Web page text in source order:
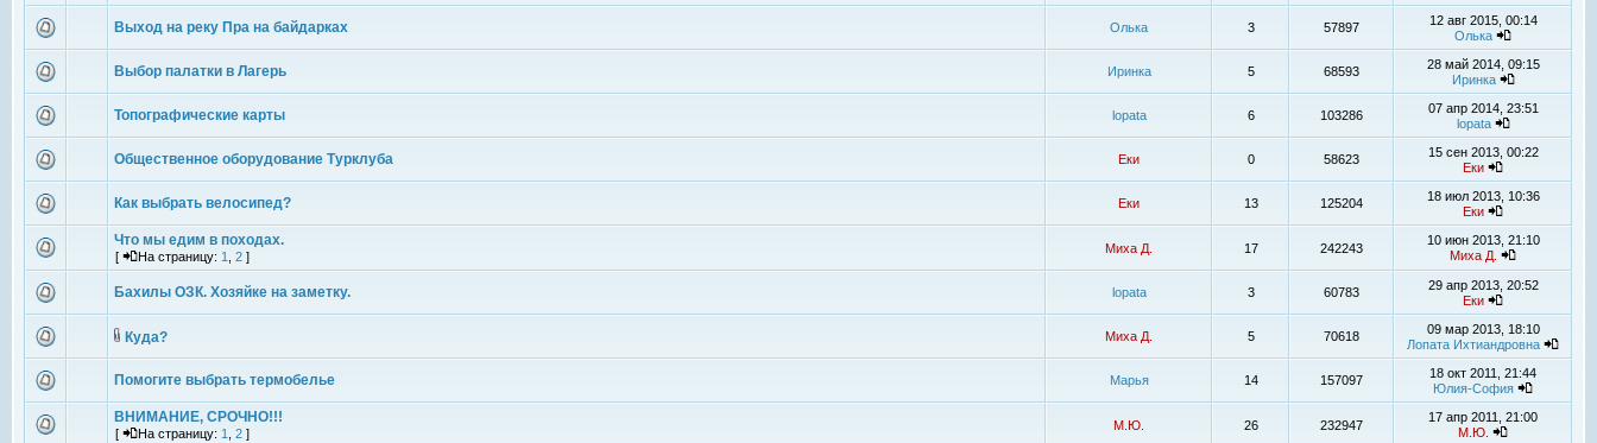
Выход на реку Пра на байдарках Олька 3 57897
12 авг 2015, 00:14
Олька
Выбор палатки в Лагерь Иринка 5 68593
28 май 2014, 09:15
Иринка
Топографические карты lopata 6 103286
07 апр 2014, 23:51
lopata
Общественное оборудование Турклуба Еки 0 58623
15 сен 2013, 00:22
Еки
Как выбрать велосипед? Еки 13 125204
18 июл 2013, 10:36
Еки
Что мы едим в походах.
[ На страницу: 1 2 ]
Миха Д. 17 242243
10 июн 2013, 21:10
Миха Д.
Бахилы ОЗК. Хозяйке на заметку. lopata 3 60783
29 апр 2013, 20:52
Еки
Куда? Миха Д. 5 70618
09 мар 2013, 18:10
Лопата Ихтиандровна
Помогите выбрать термобелье Марья 14 157097
18 окт 2011, 21:44
Юлия-София
ВНИМАНИЕ, СРОЧНО!!!
[ На страницу: 1 2 ]
М.Ю. 26 232947
17 апр 2011, 21:00
М.Ю.